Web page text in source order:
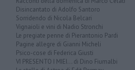
Disincantato di Adolfo Santoro
Sorridendo di Nicola Belcari
Vignaioli e vini di Nadio Stronchi
Le pregiate penne di Pierantonio Pardi
Pagine allegre di Gianni Micheli
Psico-cose di Federica Giusti
VI PRESENTO I MIEI... di Dino Fiumalbi